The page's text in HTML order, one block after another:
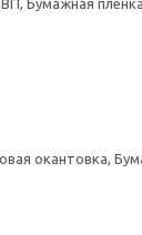
окантовка,